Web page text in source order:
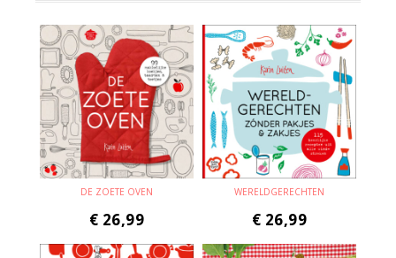
DE ZOETE OVEN
€ 26,99
WERELDGERECHTEN
€ 26,99